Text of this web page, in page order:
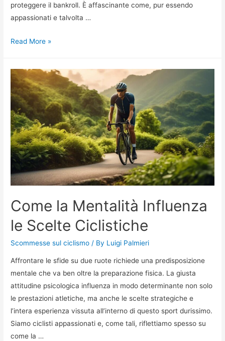
proteggere il bankroll. È affascinante come, pur essendo
appassionati e talvolta …
9
nelle
Scommesse
Ciclistiche
Read More »
Come la Mentalità Influenza
le Scelte Ciclistiche
Scommesse sul ciclismo / By Luigi Palmieri
Affrontare le sfide su due ruote richiede una predisposizione
mentale che va ben oltre la preparazione fisica. La giusta
attitudine psicologica influenza in modo determinante non solo
le prestazioni atletiche, ma anche le scelte strategiche e
l’intera esperienza vissuta all’interno di questo sport durissimo.
Siamo ciclisti appassionati e, come tali, riflettiamo spesso su
come la …